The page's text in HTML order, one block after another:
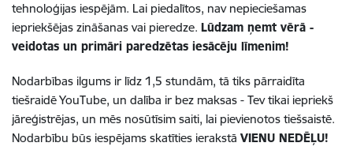
tehnoloģijas iespējām. Lai piedalītos, nav nepieciešamas
iepriekšējas zināšanas vai pieredze. Lūdzam ņemt vērā -
veidotas un primāri paredzētas iesācēju līmenim!
Nodarbības ilgums ir līdz 1,5 stundām, tā tiks pārraidīta
tiešraidē YouTube, un dalība ir bez maksas - Tev tikai iepriekš
jāreģistrējas, un mēs nosūtīsim saiti, lai pievienotos tiešsaistē.
Nodarbību būs iespējams skatīties ierakstā VIENU NEDĒĻU!